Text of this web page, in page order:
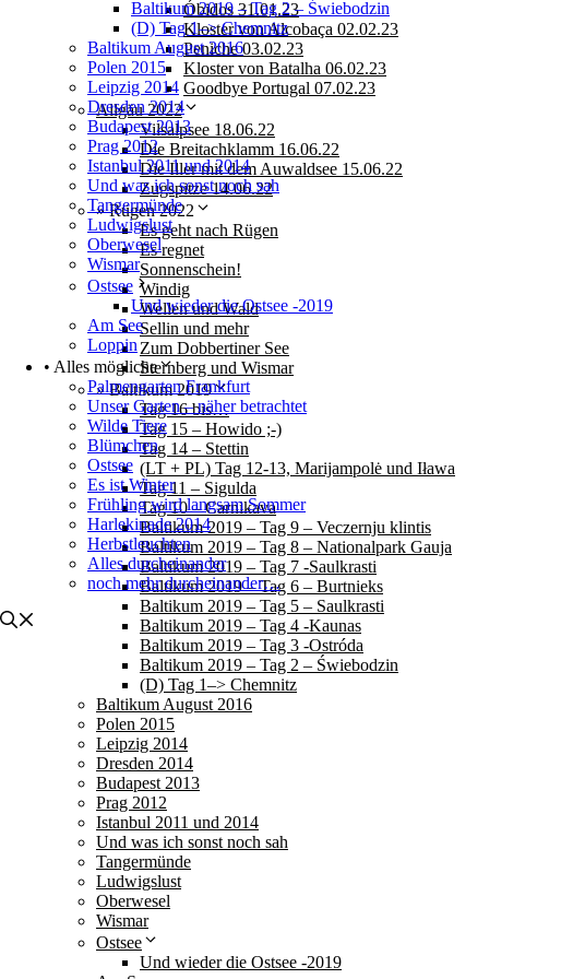
Baltikum 2019 – Tag 2 – Świebodzin
(D) Tag 1–> Chemnitz
Baltikum August 2016
Polen 2015
Leipzig 2014
Dresden 2014
Budapest 2013
Prag 2012
Istanbul 2011 und 2014
Und was ich sonst noch sah
Tangermünde
Ludwigslust
Oberwesel
Wismar
Ostsee
Und wieder die Ostsee -2019
Am See
Loppin
• Alles mögliche
Palmengarten Frankfurt
Unser Garten – näher betrachtet
Wilde Tiere
Blümchen
Ostsee
Es ist Winter
Frühling wird langsam Sommer
Harlekinade 2014
Herbstleuchten
Alles durcheinander
noch mehr durcheinander…
Óbidos 31.01.23
Kloster von Alcobaça 02.02.23
Peniche 03.02.23
Kloster von Batalha 06.02.23
Goodbye Portugal 07.02.23
Allgäu 2022
Vilsalpsee 18.06.22
Die Breitachklamm 16.06.22
Die Iller mit dem Auwaldsee 15.06.22
Zugspitze 14.06.22
» Rügen 2022
Es geht nach Rügen
Es regnet
Sonnenschein!
Windig
Wellen und Wald
Sellin und mehr
Zum Dobbertiner See
Sternberg und Wismar
» Baltikum 2019
Tag 16 bis…
Tag 15 – Howido ;-)
Tag 14 – Stettin
(LT + PL) Tag 12-13, Marijampolė und Iława
Tag 11 – Sigulda
Tag 10 – Carnikava
Baltikum 2019 – Tag 9 – Veczernju klintis
Baltikum 2019 – Tag 8 – Nationalpark Gauja
Baltikum 2019 – Tag 7 -Saulkrasti
Baltikum 2019 – Tag 6 – Burtnieks
Baltikum 2019 – Tag 5 – Saulkrasti
Baltikum 2019 – Tag 4 -Kaunas
Baltikum 2019 – Tag 3 -Ostróda
Baltikum 2019 – Tag 2 – Świebodzin
(D) Tag 1–> Chemnitz
Baltikum August 2016
Polen 2015
Leipzig 2014
Dresden 2014
Budapest 2013
Prag 2012
Istanbul 2011 und 2014
Und was ich sonst noch sah
Tangermünde
Ludwigslust
Oberwesel
Wismar
Ostsee
Und wieder die Ostsee -2019